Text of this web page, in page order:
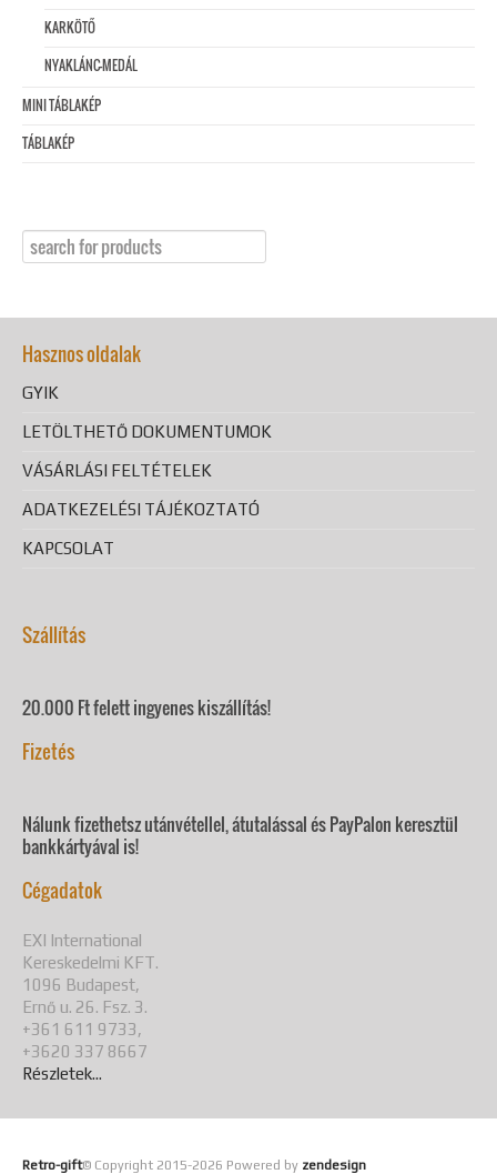
KARKÖTŐ
NYAKLÁNC-MEDÁL
MINI TÁBLAKÉP
TÁBLAKÉP
Hasznos oldalak
GYIK
LETÖLTHETŐ DOKUMENTUMOK
VÁSÁRLÁSI FELTÉTELEK
ADATKEZELÉSI TÁJÉKOZTATÓ
KAPCSOLAT
Szállítás
20.000 Ft felett ingyenes kiszállítás!
Fizetés
Nálunk fizethetsz utánvétellel, átutalással és PayPalon keresztül
bankkártyával is!
Cégadatok
EXI International
Kereskedelmi KFT.
1096 Budapest,
Ernő u. 26. Fsz. 3.
+361 611 9733,
+3620 337 8667
Részletek...
Retro-gift© Copyright 2015-2026 Powered by zendesign